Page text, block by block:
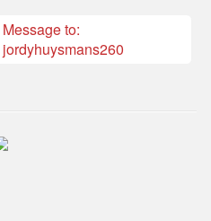
Message to:
jordyhuysmans260